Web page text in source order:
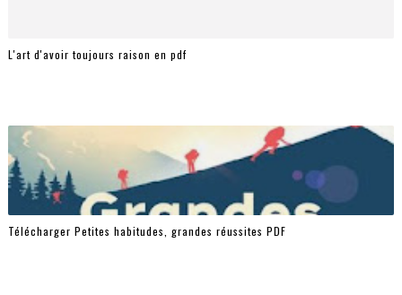
L'art d'avoir toujours raison en pdf
Télécharger Petites habitudes, grandes réussites PDF